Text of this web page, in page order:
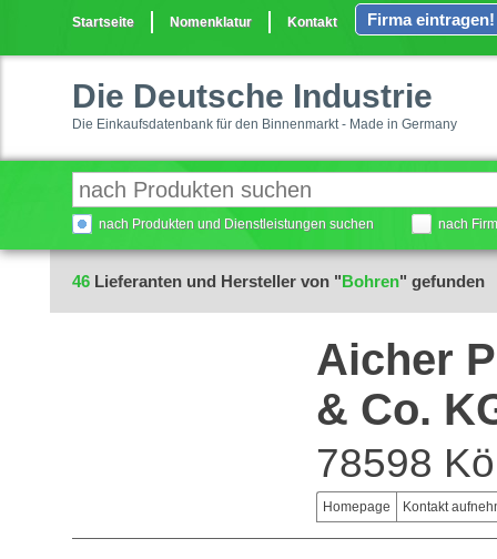
Startseite Nomenklatur Kontakt Firma eintragen!
Die Deutsche Industrie
Die Einkaufsdatenbank für den Binnenmarkt - Made in Germany
nach Produkten und Dienstleistungen suchen nach
46 Lieferanten und Hersteller von "Bohren" gefunden
Aicher
& Co.
78598
Homepage Kontakt